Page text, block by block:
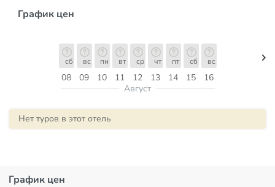
График цен
08
сб
09
вс
10
пн
11
вт
12
ср
13
чт
14
пт
15
сб
16
вс
Август
Нет туров в этот отель
График цен